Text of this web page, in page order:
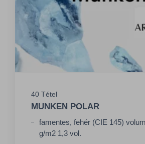
40 Tétel
MUNKEN POLAR
famentes, fehér (CIE 145)
g/m2 1,3 vol.